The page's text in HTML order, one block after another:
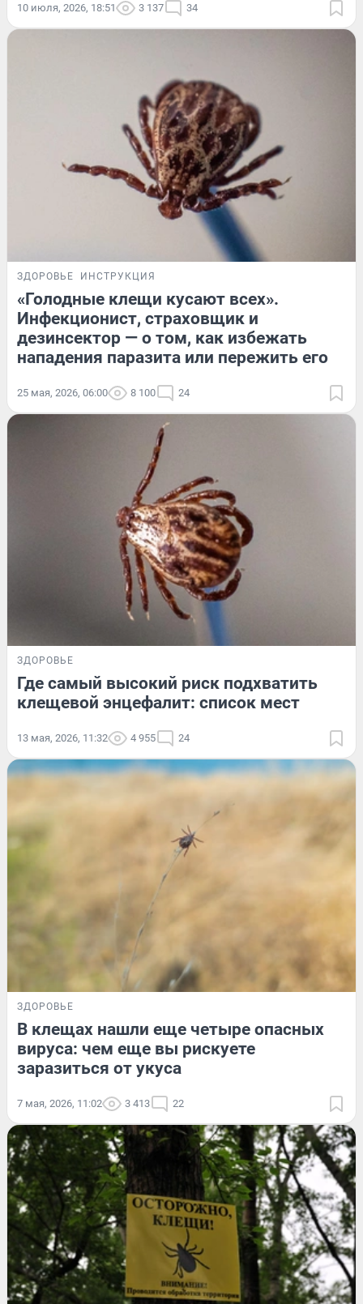
10 июля, 2026, 18:51 3 137 34
ЗДОРОВЬЕ ИНСТРУКЦИЯ
«Голодные клещи кусают всех».
Инфекционист, страховщик и
дезинсектор — о том, как избежать
нападения паразита или пережить его
25 мая, 2026, 06:00 8 100 24
ЗДОРОВЬЕ
Где самый высокий риск подхватить
клещевой энцефалит: список мест
13 мая, 2026, 11:32 4 955 24
ЗДОРОВЬЕ
В клещах нашли еще четыре опасных
вируса: чем еще вы рискуете
заразиться от укуса
7 мая, 2026, 11:02 3 413 22